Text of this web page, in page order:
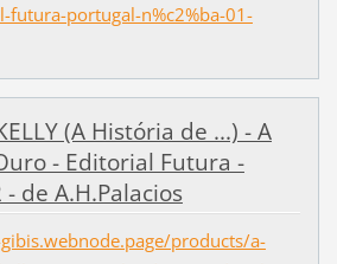
futura-portugal-n%c2%ba-01-
(A História de ...) - A
- Editorial Futura -
de A.H.Palacios
products/a-